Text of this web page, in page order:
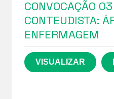
CONVOCAÇÃO
CONTEUDISTA:
ENFERMAGEM